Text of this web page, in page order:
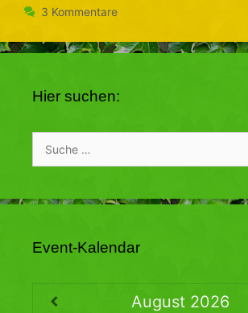
3 Kommentare
Hier suchen:
nach:
Event-Kalendar
August 2026